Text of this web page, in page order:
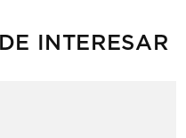
INTERESAR